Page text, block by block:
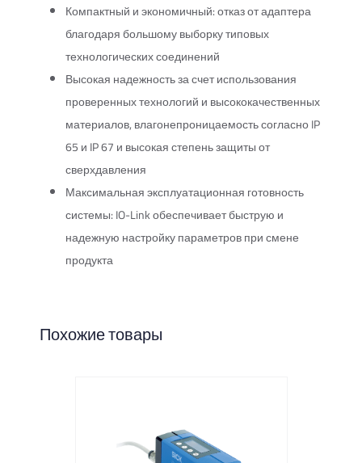
Компактный и экономичный: отказ от адаптера
благодаря большому выборку типовых
технологических соединений
Высокая надежность за счет использования
проверенных технологий и высококачественных
материалов, влагонепроницаемость согласно IP
65 и IP 67 и высокая степень защиты от
сверхдавления
Максимальная эксплуатационная готовность
системы: IO-Link обеспечивает быструю и
надежную настройку параметров при смене
продукта
Похожие товары